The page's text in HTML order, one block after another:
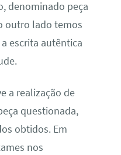
denominado peça
outro lado temos
escrita autêntica
a realização de
questionada,
obtidos. Em
nos